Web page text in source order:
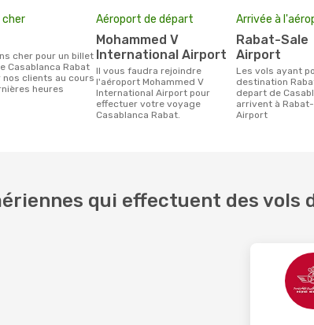
cher
Casablanca Rabat
nos clients au cours
heures
Aéroport de départ
Mohammed V
International Airport
Il vous faudra rejoindre
l'aéroport Mohammed V
International Airport pour
effectuer votre voyage
Casablanca Rabat.
Arrivée à
Rabat-Sale
Airport
Les vols ayant pour
destination
depart de
arrivent à
Airport
qui effectuent des vols